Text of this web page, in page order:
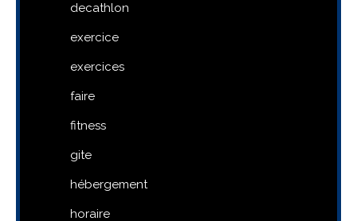
decathlon
exercice
exercices
faire
fitness
gite
hébergement
horaire